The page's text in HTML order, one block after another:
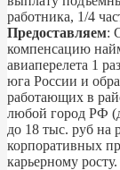
работника, 1/4
Предоставляем:
компенсацию
авиаперелета 1
юга России и
работающих в
любой город РФ
до 18 тыс. руб на
корпоративных
карьерному росту.